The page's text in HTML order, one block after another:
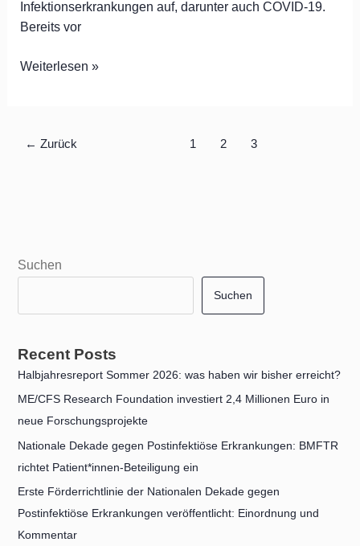
Infektionserkrankungen auf, darunter auch COVID-19.
Bereits vor
Weiterlesen »
← Zurück 1 2 3
Suchen
Suchen
Recent Posts
Halbjahresreport Sommer 2026: was haben wir bisher erreicht?
ME/CFS Research Foundation investiert 2,4 Millionen Euro in
neue Forschungsprojekte
Nationale Dekade gegen Postinfektiöse Erkrankungen: BMFTR
richtet Patient*innen-Beteiligung ein
Erste Förderrichtlinie der Nationalen Dekade gegen
Postinfektiöse Erkrankungen veröffentlicht: Einordnung und
Kommentar